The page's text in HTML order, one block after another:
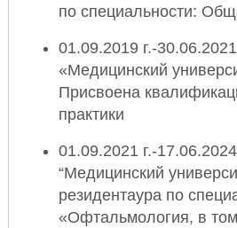
по специальности:
01.09.2019 г.-
«Медицинский
Присвоена
практики
01.09.2021 г.-
“Медицинский
резидентаура по
«Офтальмология, в